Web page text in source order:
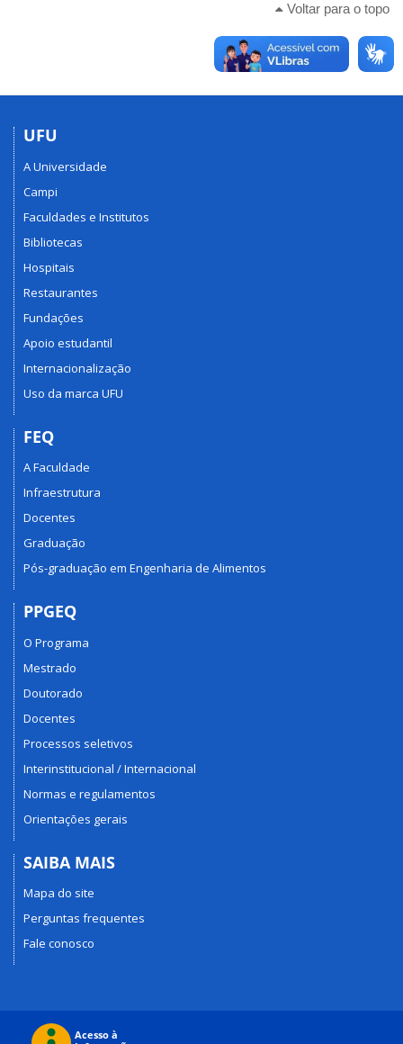
Voltar para o topo
UFU
A Universidade
Campi
Faculdades e Institutos
Bibliotecas
Hospitais
Restaurantes
Fundações
Apoio estudantil
Internacionalização
Uso da marca UFU
FEQ
A Faculdade
Infraestrutura
Docentes
Graduação
Pós-graduação em Engenharia de Alimentos
PPGEQ
O Programa
Mestrado
Doutorado
Docentes
Processos seletivos
Interinstitucional / Internacional
Normas e regulamentos
Orientações gerais
SAIBA MAIS
Mapa do site
Perguntas frequentes
Fale conosco